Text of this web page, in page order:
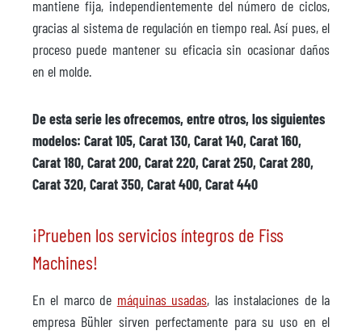
mantiene fija, independientemente del número de ciclos,
gracias al sistema de regulación en tiempo real. Así pues, el
proceso puede mantener su eficacia sin ocasionar daños
en el molde.
De esta serie les ofrecemos, entre otros, los siguientes
modelos: Carat 105, Carat 130, Carat 140, Carat 160,
Carat 180, Carat 200, Carat 220, Carat 250, Carat 280,
Carat 320, Carat 350, Carat 400, Carat 440
¡Prueben los servicios íntegros de Fiss
Machines!
En el marco de máquinas usadas, las instalaciones de la
empresa Bühler sirven perfectamente para su uso en el